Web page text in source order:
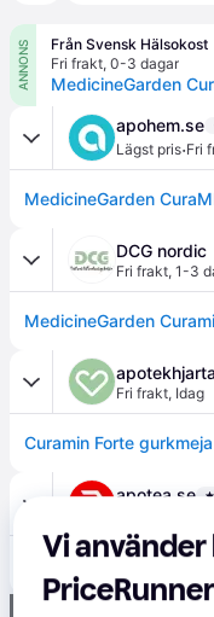
ANNONS
Från Svensk Hälsokost
Fri frakt, 0-3 dagar
MedicineGarden
apohem.se
Lägst pris·Fri
MedicineGarden
DCG nordic
Fri frakt, 1-3
MedicineGarden
Fri frakt, Idag
Curamin Forte
apotea.se
MedicineGarden
Annons
Vi använder
PriceRunner